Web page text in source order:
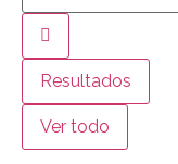
Resultados
Ver todo